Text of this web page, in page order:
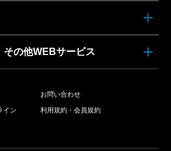
その他WEBサービス
お問い合わせ
イン 利用規約・会員規約